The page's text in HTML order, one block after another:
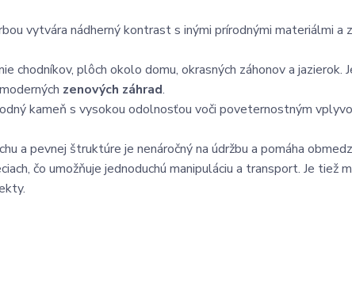
vytvára nádherný kontrast s inými prírodnými materiálmi a
chodníkov, plôch okolo domu, okrasných záhonov a jazierok.
zenových záhrad.
kameň s vysokou odolnosťou voči poveternostným
a pevnej štruktúre je nenáročný na údržbu a pomáha
čo umožňuje jednoduchú manipuláciu a transport. Je tiež